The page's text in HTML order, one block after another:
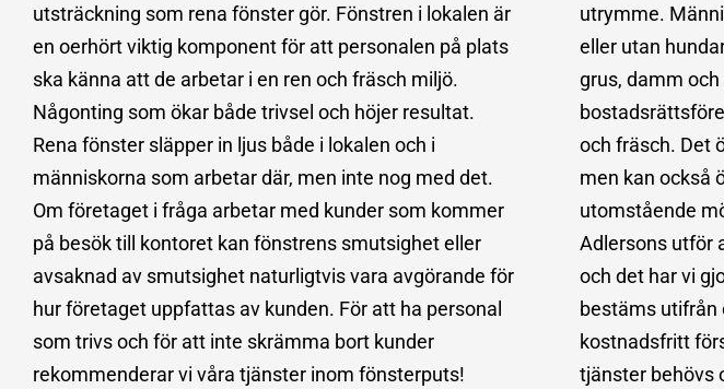
utsträckning som rena fönster gör. Fönstren i lokalen är
en oerhört viktig komponent för att personalen på plats
ska känna att de arbetar i en ren och fräsch miljö.
Någonting som ökar både trivsel och höjer resultat.
Rena fönster släpper in ljus både i lokalen och i
människorna som arbetar där, men inte nog med det.
Om företaget i fråga arbetar med kunder som kommer
på besök till kontoret kan fönstrens smutsighet eller
avsaknad av smutsighet naturligtvis vara avgörande för
hur företaget uppfattas av kunden. För att ha personal
som trivs och för att inte skrämma bort kunder
rekommenderar vi våra tjänster inom fönsterputs!
utrymme.
eller utan
grus, damm
och fräsch. Det
men kan också
utomstående
Adlersons utför
och det har vi
bestäms utifrån
kostnadsfritt
tjänster behövs